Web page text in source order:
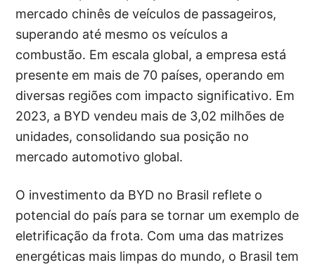
mercado chinês de veículos de passageiros,
superando até mesmo os veículos a
combustão. Em escala global, a empresa está
presente em mais de 70 países, operando em
diversas regiões com impacto significativo. Em
2023, a BYD vendeu mais de 3,02 milhões de
unidades, consolidando sua posição no
mercado automotivo global.
O investimento da BYD no Brasil reflete o
potencial do país para se tornar um exemplo de
eletrificação da frota. Com uma das matrizes
energéticas mais limpas do mundo, o Brasil tem